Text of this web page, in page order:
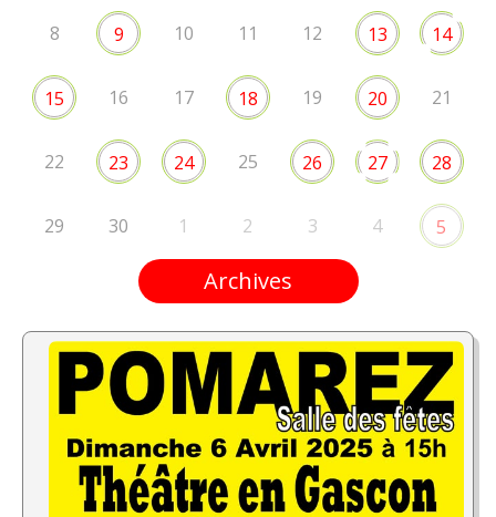
8 9 10 11 12 13 14
15 16 17 18 19 20 21
22 23 24 25 26 27 28
29 30 1 2 3 4 5
Archives